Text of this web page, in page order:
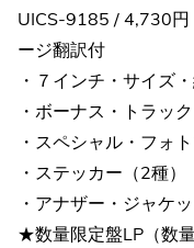
UICS-9185 / 4,730円
ージ翻訳付
・７インチ・サイズ
・ボーナス・トラッ
・スペシャル・フォ
・ステッカー（2種）
・アナザー・ジャケ
★数量限定盤LP（数